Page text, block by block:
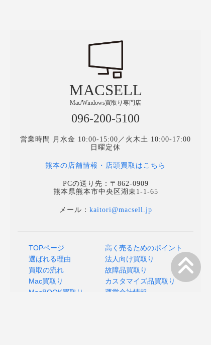
MACSELL
Mac/Windows買取り専門店
096-200-5100
営業時間 月水金 10:00-15:00／火木土 10:00-17:00
日曜定休
熊本の店舗情報・店頭買取はこちら
PCの送り先：〒862-0909
熊本県熊本市中央区湖東1-1-65
メール： kaitori@macsell.jp
TOPページ
選ばれる理由
買取の流れ
Mac買取り
MacBOOK買取り
高く売るためのポイント
法人向け買取り
故障品買取り
カスタマイズ品買取り
運営会社情報